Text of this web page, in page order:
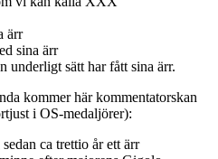
ärr
sina ärr
underligt sätt har fått sina ärr.
kommer här kommentatorskan
i OS-medaljörer):
ca trettio år ett ärr